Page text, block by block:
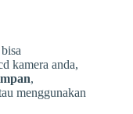
kamera anda,
,
menggunakan